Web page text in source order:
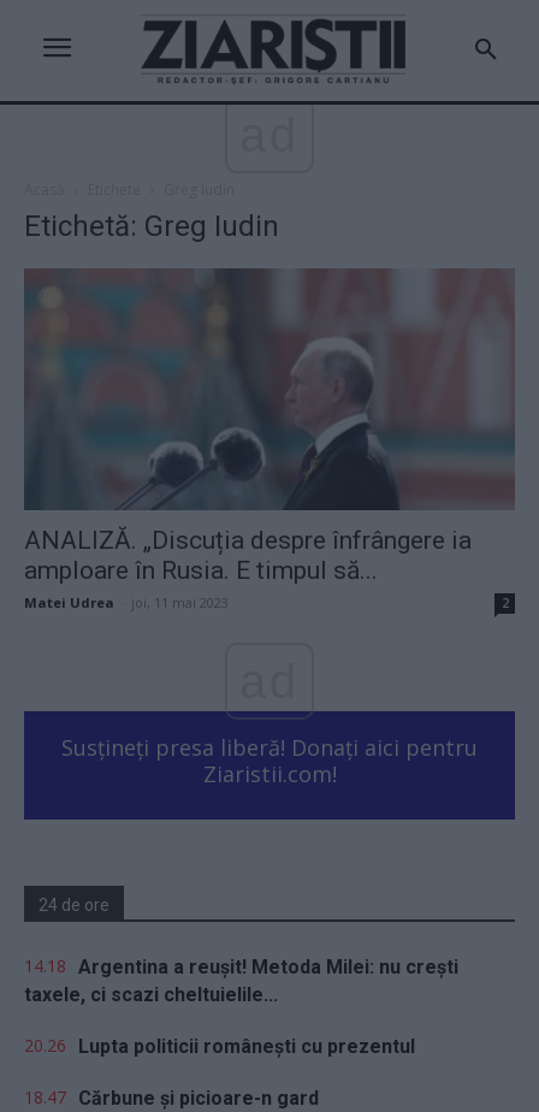
Etichetă: Greg Iudin
ANALIZĂ. „Discuția despre înfrângere ia
amploare în Rusia. E timpul să...
Matei Udrea joi, 11 mai 2023 2
Susțineți presa liberă! Donați aici pentru
Ziaristii.com!
24 de ore
14.18 Argentina a reușit! Metoda Milei: nu crești
taxele, ci scazi cheltuielile...
20.26 Lupta politicii românești cu prezentul
18.47 Cărbune și picioare-n gard